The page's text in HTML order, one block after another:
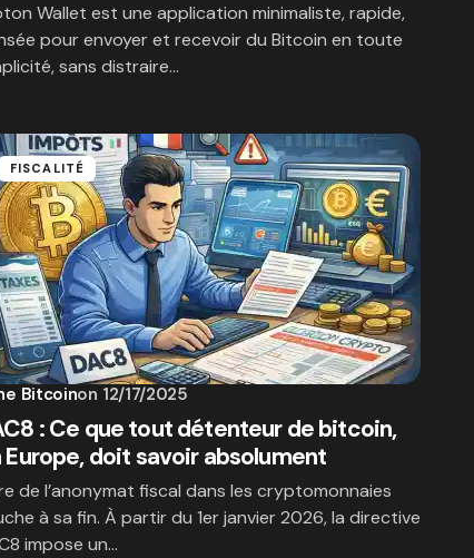
Wallet est une application minimaliste, rapide,
pour envoyer et recevoir du Bitcoin en toute
sans distraire…
FISCALITÉ
Bitcoinon 12/17/2025
: Ce que tout détenteur de bitcoin,
Europe, doit savoir absolument
de l’anonymat fiscal dans les cryptomonnaies
à sa fin. À partir du 1er janvier 2026, la directive
impose un…